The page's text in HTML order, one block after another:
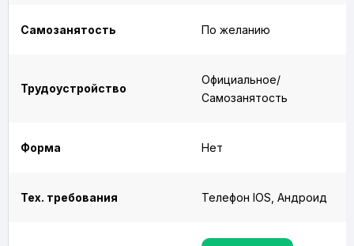
Самозанятость По желанию
Трудоустройство
Официальное/
Самозанятость
Форма Нет
Тех. требования Телефон IOS, Андроид